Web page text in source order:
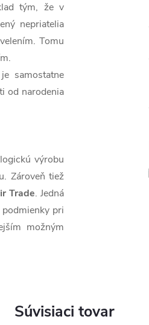
tým, že v
nepriatelia
Tomu
samostatne
od narodenia
výrobu
Zároveň tiež
Trade. Jedná
pri
možným
Súvisiaci tovar